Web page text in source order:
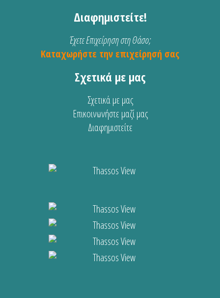
Διαφημιστείτε!
Έχετε Επιχείρηση στη Θάσο;
Καταχωρήστε την επιχείρησή σας
Σχετικά με μας
Σχετικά με μας
Επικοινωνήστε μαζί μας
Διαφημιστείτε